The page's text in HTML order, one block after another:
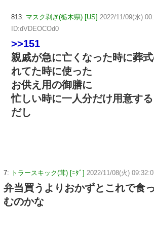
813: マスク剥ぎ(栃木県) [US] 2022/11/09(水)
ID:dVDEOCOd0
>>151
親戚が急に亡くなった時に葬
れてた時に使った
お供え用の御膳に
忙しい時に一人分だけ用意す
だし
7: トラースキック(茸) [ﾆﾀﾞ] 2022/11/08(火)
弁当買うよりおかずとこれで食
むのかな